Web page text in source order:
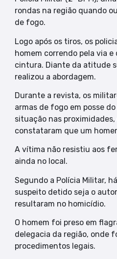
rondas na região quando
de fogo.
Logo após os tiros, os
homem correndo pela via
cintura. Diante da atitude
realizou a abordagem.
Durante a revista, os
armas de fogo em posse
situação nas proximidades,
constataram que um
A vítima não resistiu aos
ainda no local.
Segundo a Polícia Militar,
suspeito detido seja o
resultaram no homicídio.
O homem foi preso em
delegacia da região, onde
procedimentos legais.